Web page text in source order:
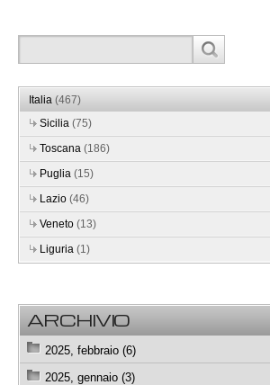
Italia (467)
Sicilia (75)
Toscana (186)
Puglia (15)
Lazio (46)
Veneto (13)
Liguria (1)
ARCHIVIO
2025, febbraio (6)
2025, gennaio (3)